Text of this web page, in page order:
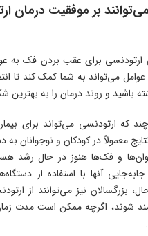
بر موفقیت درمان
ارتودنسی برای عقب بردن فک به
می‌تواند به شما کمک کند تا
باشید و روند درمان را به بهترین
که ارتودنسی می‌تواند برای
معمولاً در کودکان و نوجوانان
و فک‌ها هنوز در حال رشد
آنها با استفاده از
بزرگسالان نیز می‌توانند از
شوند، اگرچه ممکن است مدت